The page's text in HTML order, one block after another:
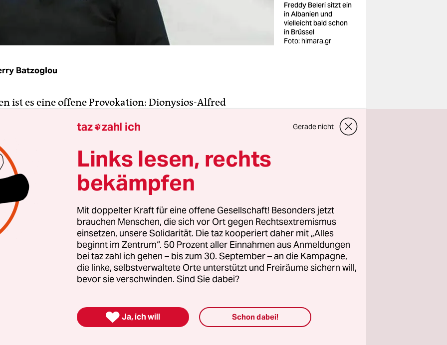
Freddy Beleri sitzt ein
in Albanien und
vielleicht bald schon
in Brüssel
Foto: himara.gr
Batzoglou
ist es eine offene Provokation: Dionysios-Alfred
einer der 42 Kandidaten der konservativen
Nea Dimokratia (ND) für die anstehenden
Der griechische Premier und ND-Chef Kyriakos
am 15. April seine Kandidatur bekannt. Der Jubel unter
ist groß. Umfragen zufolge hat Freddy Beleri beste
zu werden.
Kalkül ist es, ob der immer härteren Konkurrenz von rechts
politisch ein Rechtsaußen ist, etwas entgegenzusetzen.
Botschaft in Richtung Tirana lautet: „Wir Griechen
Inhaftierung Beleris nicht hinnehmen.“
taz zahl ich Gerade nicht
Links lesen, rechts
bekämpfen
Mit doppelter Kraft für eine offene Gesellschaft! Besonders jetzt
brauchen Menschen, die sich vor Ort gegen Rechtsextremismus
einsetzen, unsere Solidarität. Die taz kooperiert daher mit „Alles
beginnt im Zentrum“. 50 Prozent aller Einnahmen aus Anmeldungen
bei taz zahl ich gehen – bis zum 30. September – an die Kampagne,
die linke, selbstverwaltete Orte unterstützt und Freiräume sichern will,
bevor sie verschwinden. Sind Sie dabei?
 Ja, ich will Schon dabei!